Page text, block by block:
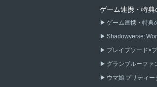
ゲーム連携・特典
ゲーム連携・特典
Shadowverse:
ブレイブソード×
グランブルーファ
ウマ娘 プリティー